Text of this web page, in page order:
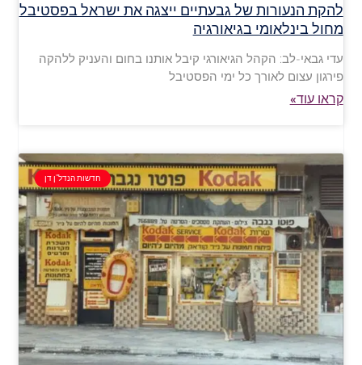
להקת הנעורות של גבעתיים ייצגה את ישראל בפסטיבל
מחול בינלאומי בגיאורגיה
עדי גבאי-לב: הקהל הגיאורגי קיבל אותנו בחום והעניק ללהקה
פירגון עצום לאורך כל ימי הפסטיבל
קראו עוד»
חדשות הנדל"ן דן